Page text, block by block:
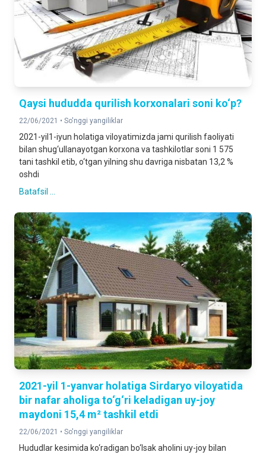
Qaysi hududda qurilish korxonalari soni ko‘p?
22/06/2021 • So'nggi yangiliklar
2021-yil1-iyun holatiga viloyatimizda jami qurilish faoliyati
bilan shug‘ullanayotgan korxona va tashkilotlar soni 1 575
tani tashkil etib, o‘tgan yilning shu davriga nisbatan 13,2 %
oshdi
Batafsil ...
2021-yil 1-yanvar holatiga Sirdaryo viloyatida
bir nafar aholiga to‘g‘ri keladigan uy-joy
maydoni 15,4 m² tashkil etdi
22/06/2021 • So'nggi yangiliklar
Hududlar kesimida ko‘radigan bo‘lsak aholini uy-joy bilan